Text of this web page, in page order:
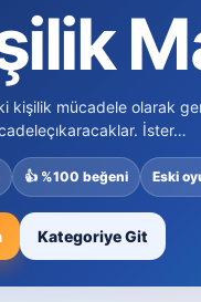
kişilik mücadele olarak
İster…
👍 %100 beğeni Eski
Kategoriye Git